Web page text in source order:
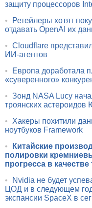
защиту процессоров
•
Ретейлеры хотят
отдавать OpenAI их
• Cloudflare
ИИ-агентов
•
Европа доработала
«суверенного»
• Зонд NASA Lucy
троянских астероидов
•
Хакеры похитили
ноутбуков Framework
•
Китайские
полировки
прогресса в
•
Nvidia не будет
ЦОД и в следующем
экспансии SpaceX в